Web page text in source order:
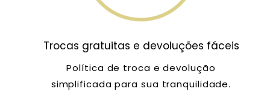
Trocas gratuitas e devoluções fáceis
Política de troca e devolução
simplificada para sua tranquilidade.